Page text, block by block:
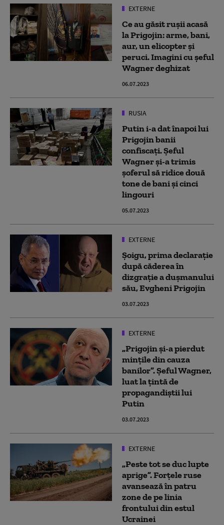
EXTERNE
Ce au găsit rușii acasă
la Prigojin: arme, bani,
aur, un elicopter și
peruci. Imagini cu șeful
Wagner deghizat
06.07.2023
RUSIA
Putin i-a dat înapoi lui
Prigojin banii
confiscați. Șeful
Wagner și-a trimis
șoferul să ridice două
tone de bani și cinci
lingouri
05.07.2023
EXTERNE
Șoigu, prima declarație
după căderea în
dizgrație a dușmanului
său, Evgheni Prigojin
03.07.2023
EXTERNE
„Prigojin şi-a pierdut
minţile din cauza
banilor”. Șeful Wagner,
luat la țintă de
propagandiștii lui
Putin
03.07.2023
EXTERNE
„Peste tot se duc lupte
aprige”. Forţele ruse
avansează în patru
zone de pe linia
frontului din estul
Ucrainei